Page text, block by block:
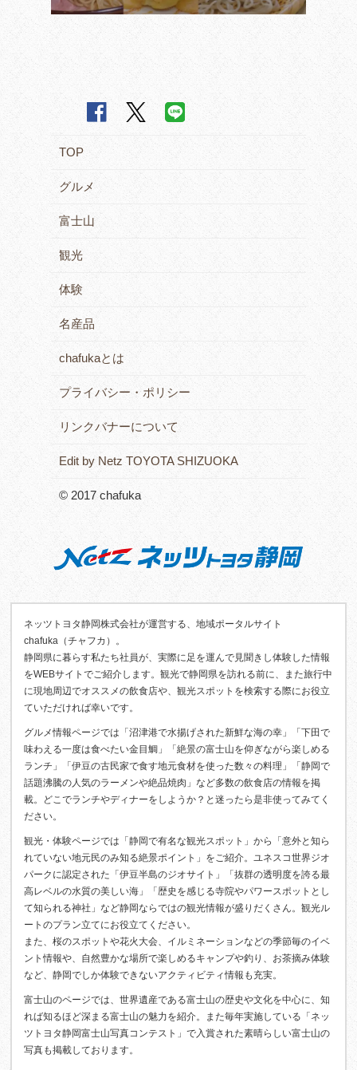
TOP
グルメ
富士山
観光
体験
名産品
chafukaとは
プライバシー・ポリシー
リンクバナーについて
Edit by Netz TOYOTA SHIZUOKA
© 2017 chafuka
ネッツトヨタ静岡株式会社が運営する、地域ポータルサイト
chafuka（チャフカ）。
静岡県に暮らす私たち社員が、実際に足を運んで見聞きし体験した情報
をWEBサイトでご紹介します。観光で静岡県を訪れる前に、また旅行中
に現地周辺でオススメの飲食店や、観光スポットを検索する際にお役立
ていただければ幸いです。
グルメ情報ページでは「沼津港で水揚げされた新鮮な海の幸」「下田で
味わえる一度は食べたい金目鯛」「絶景の富士山を仰ぎながら楽しめる
ランチ」「伊豆の古民家で食す地元食材を使った数々の料理」「静岡で
話題沸騰の人気のラーメンや絶品焼肉」など多数の飲食店の情報を掲
載。どこでランチやディナーをしようか？と迷ったら是非使ってみてく
ださい。
観光・体験ページでは「静岡で有名な観光スポット」から「意外と知ら
れていない地元民のみ知る絶景ポイント」をご紹介。ユネスコ世界ジオ
パークに認定された「伊豆半島のジオサイト」「抜群の透明度を誇る最
高レベルの水質の美しい海」「歴史を感じる寺院やパワースポットとし
て知られる神社」など静岡ならではの観光情報が盛りだくさん。観光ル
ートのプラン立てにお役立てください。
また、桜のスポットや花火大会、イルミネーションなどの季節毎のイベ
ント情報や、自然豊かな場所で楽しめるキャンプや釣り、お茶摘み体験
など、静岡でしか体験できないアクティビティ情報も充実。
富士山のページでは、世界遺産である富士山の歴史や文化を中心に、知
れば知るほど深まる富士山の魅力を紹介。また毎年実施している「ネッ
ツトヨタ静岡富士山写真コンテスト」で入賞された素晴らしい富士山の
写真も掲載しております。